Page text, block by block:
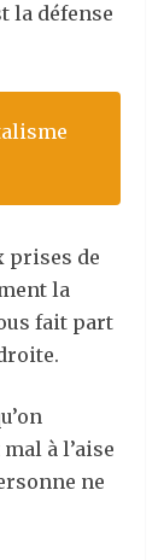
la défense
prises de
la
fait part
à l’aise
ne